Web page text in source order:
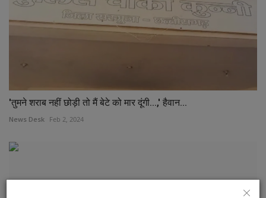
'तुमने शराब नहीं छोड़ी तो मैं बेटे को मार दूंगी...,' हैवान...
News Desk Feb 2, 2024